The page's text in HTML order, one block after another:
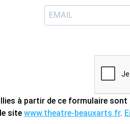
à partir de ce formulaire
le site www.theatre-beauxarts.fr.